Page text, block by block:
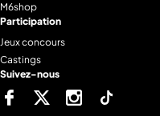
M6shop
Participation
Jeux concours
Castings
Suivez-nous
FacebookTwitter Instagram